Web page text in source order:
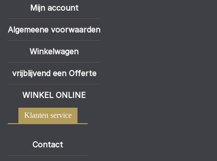
Mijn account
Algemeene voorwaarden
Winkelwagen
vrijblijvend een Offerte
WINKEL ONLINE
Klanten service
Contact